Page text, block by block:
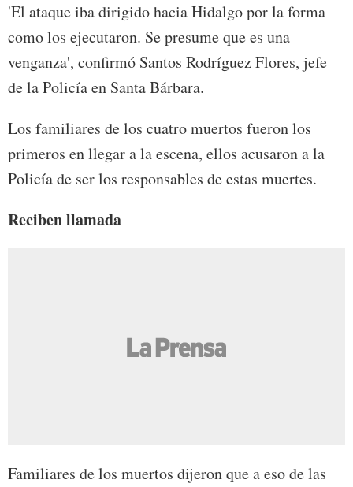
'El ataque iba dirigido hacia Hidalgo por la forma
como los ejecutaron. Se presume que es una
venganza', confirmó Santos Rodríguez Flores, jefe
de la Policía en Santa Bárbara.
Los familiares de los cuatro muertos fueron los
primeros en llegar a la escena, ellos acusaron a la
Policía de ser los responsables de estas muertes.
Reciben llamada
Familiares de los muertos dijeron que a eso de las